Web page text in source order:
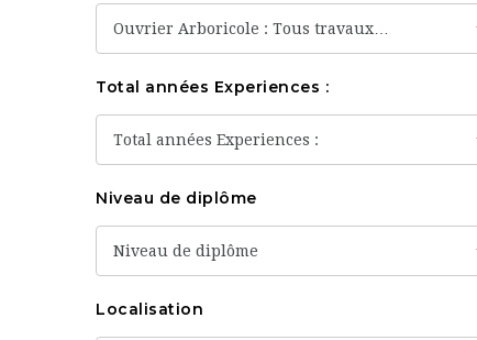
Ouvrier Arboricole : Tous travaux…
Total années Experiences :
Total années Experiences :
Niveau de diplôme
Niveau de diplôme
Localisation